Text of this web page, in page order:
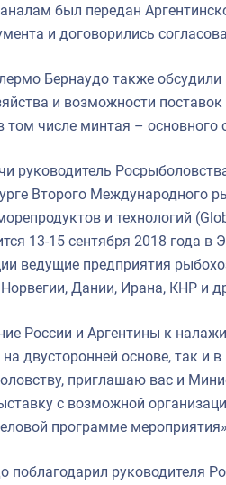
был передан
и договорились
Бернаудо также
и возможности
том числе минтая – основного
руководитель
Второго
и технологий
13-15 сентября 2018 года
ведущие предприятия
Дании, Ирана, КНР и
России и Аргентины к
на двусторонней основе, так
приглашаю вас и
с возможной
программе
поблагодарил руководителя